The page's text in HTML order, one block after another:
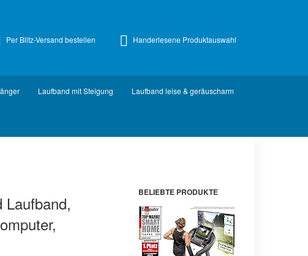
Per Blitz-Versand bestellen Handerlesene Produktauswahl
Laufband mit Steigung Laufband leise & geräuscharm
Laufband,
BELIEBTE PRODUKTE